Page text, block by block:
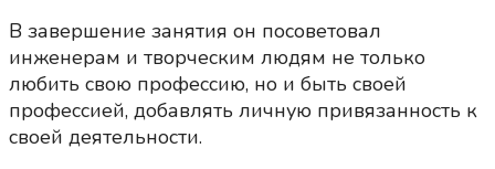
В завершение занятия он посоветовал
инженерам и творческим людям не только
любить свою профессию, но и быть своей
профессией, добавлять личную привязанность к
своей деятельности.